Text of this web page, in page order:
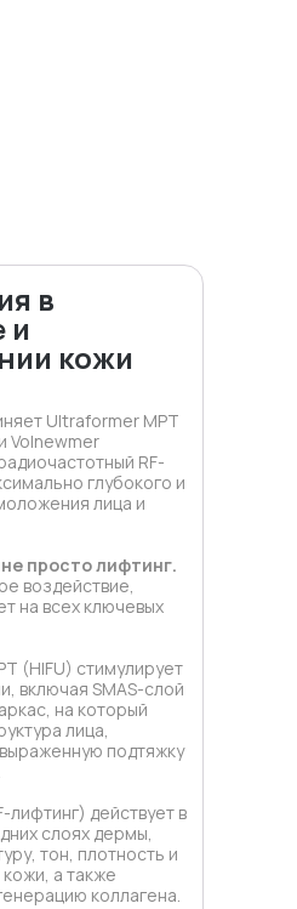
Ultraformer MPT
Volnewmer
RF-
глубокого и
лица и
просто лифтинг.
воздействие,
на всех ключевых
(HIFU) стимулирует
включая SMAS-слой
на который
лица,
подтяжку
лифтинг) действует в
слоях дермы,
тон, плотность и
а также
коллагена.
в
и
кожи